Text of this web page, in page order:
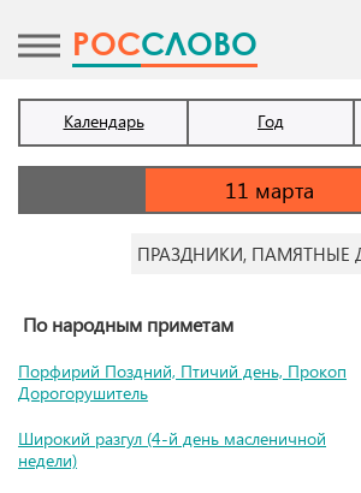
POCСЛОВО
Календарь Год
ПРАЗДНИКИ, ПАМЯТНЫЕ
По народным приметам
Порфирий Поздний, Птичий день, Прокоп
Дорогорушитель
Широкий разгул (4-й день масленичной
недели)